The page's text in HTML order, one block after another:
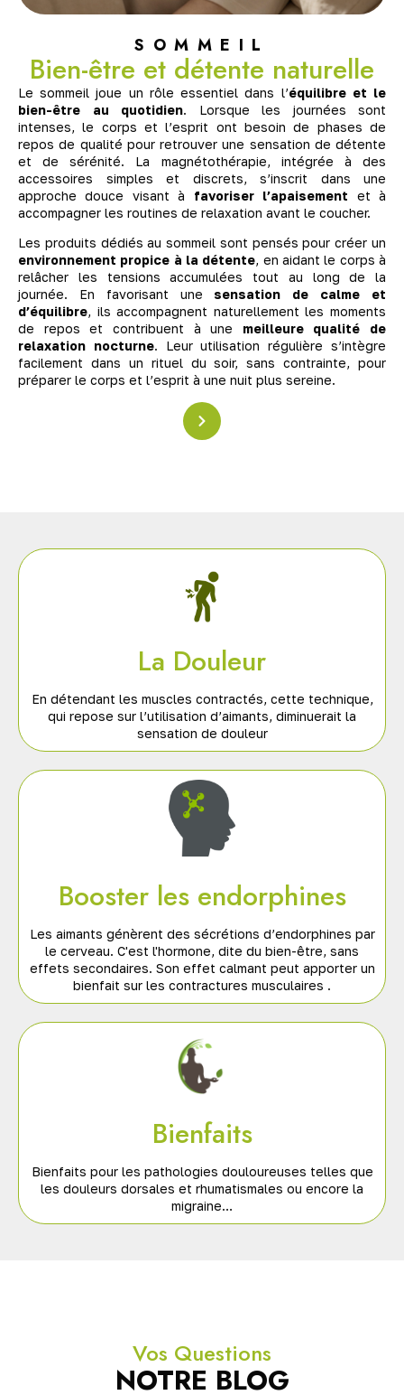
SOMMEIL
Bien-être et détente naturelle
Le sommeil joue un rôle essentiel dans l’équilibre et le
bien-être au quotidien. Lorsque les journées sont
intenses, le corps et l’esprit ont besoin de phases de
repos de qualité pour retrouver une sensation de détente
et de sérénité. La magnétothérapie, intégrée à des
accessoires simples et discrets, s’inscrit dans une
approche douce visant à favoriser l’apaisement et à
accompagner les routines de relaxation avant le coucher.
Les produits dédiés au sommeil sont pensés pour créer un
environnement propice à la détente, en aidant le corps à
relâcher les tensions accumulées tout au long de la
journée. En favorisant une sensation de calme et
d’équilibre, ils accompagnent naturellement les moments
de repos et contribuent à une meilleure qualité de
relaxation nocturne. Leur utilisation régulière s’intègre
facilement dans un rituel du soir, sans contrainte, pour
préparer le corps et l’esprit à une nuit plus sereine.
La Douleur
En détendant les muscles contractés, cette technique,
qui repose sur l’utilisation d’aimants, diminuerait la
sensation de douleur
Booster les endorphines
Les aimants génèrent des sécrétions d’endorphines par
le cerveau. C'est l'hormone, dite du bien-être, sans
effets secondaires. Son effet calmant peut apporter un
bienfait sur les contractures musculaires .
Bienfaits
Bienfaits pour les pathologies douloureuses telles que
les douleurs dorsales et rhumatismales ou encore la
migraine…
Vos Questions
NOTRE BLOG